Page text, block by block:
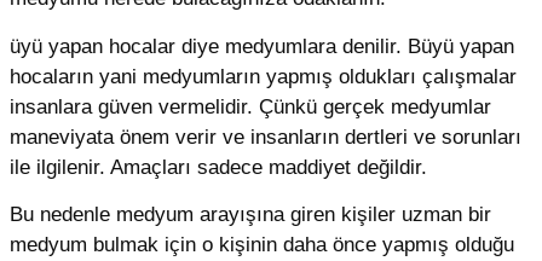
üyü yapan hocalar diye medyumlara denilir. Büyü yapan
hocaların yani medyumların yapmış oldukları çalışmalar
insanlara güven vermelidir. Çünkü gerçek medyumlar
maneviyata önem verir ve insanların dertleri ve sorunları
ile ilgilenir. Amaçları sadece maddiyet değildir.
Bu nedenle medyum arayışına giren kişiler uzman bir
medyum bulmak için o kişinin daha önce yapmış olduğu